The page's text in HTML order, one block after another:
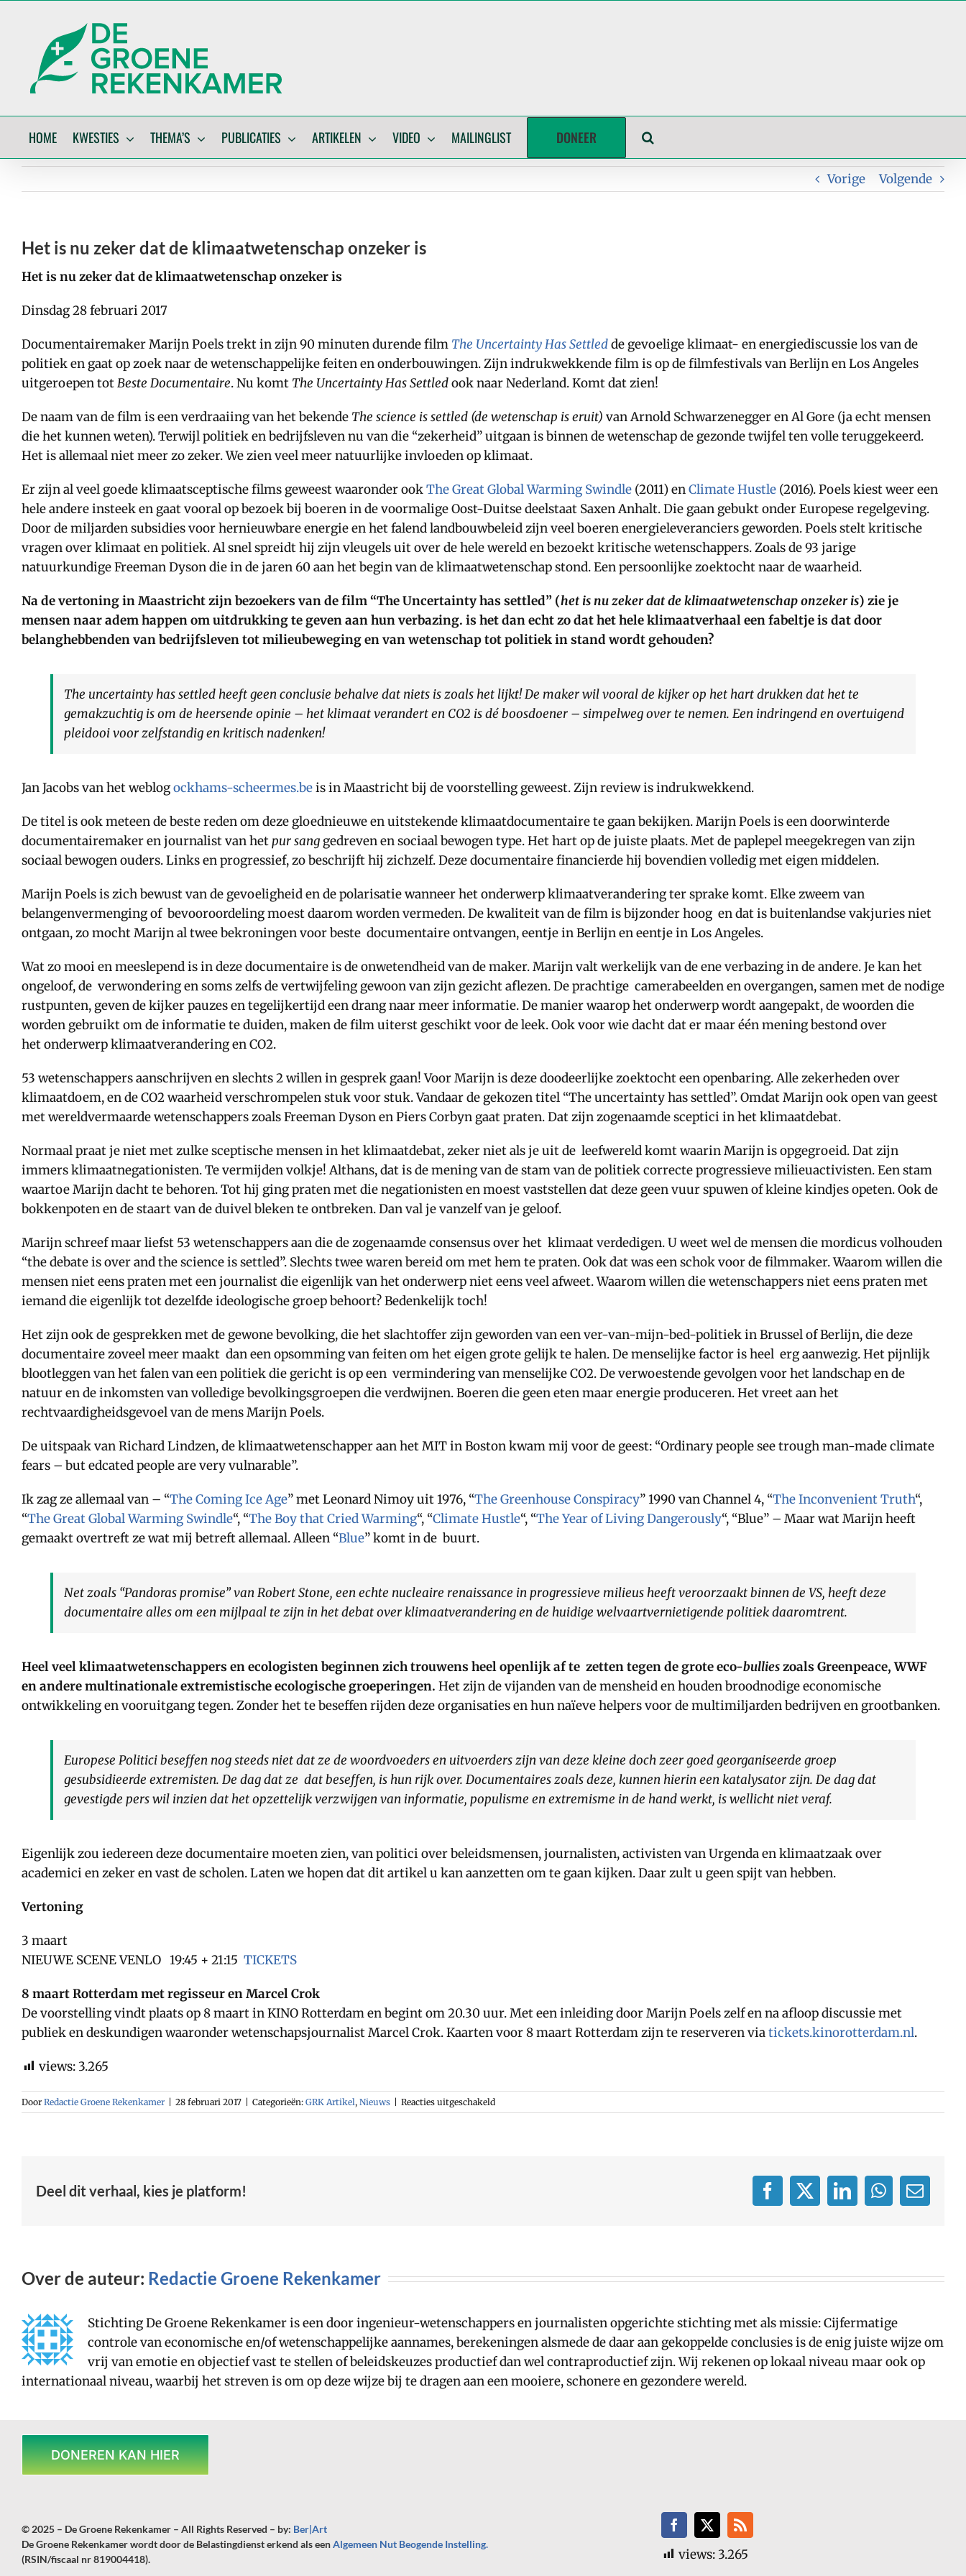
HOME KWESTIES THEMA’S PUBLICATIES ARTIKELEN VIDEO MAILINGLIST DONEER
Vorige Volgende
Het is nu zeker dat de klimaatwetenschap onzeker is
Het is nu zeker dat de klimaatwetenschap onzeker is
Dinsdag 28 februari 2017
Documentairemaker Marijn Poels trekt in zijn 90 minuten durende film The Uncertainty Has Settledde gevoelige klimaat- en energiediscussie los van de
politiek en gaat op zoek naar de wetenschappelijke feiten en onderbouwingen. Zijn indrukwekkende film is op de filmfestivals van Berlijn en Los Angeles
uitgeroepen totBeste Documentaire. Nu komt The Uncertainty Has Settledook naar Nederland. Komt dat zien!
De naam van de film is een verdraaiing van het bekende The science is settled (de wetenschap is eruit) van Arnold Schwarzenegger en Al Gore (ja echt mensen
die het kunnen weten). Terwijl politiek en bedrijfsleven nu van die “zekerheid” uitgaan is binnen de wetenschap de gezonde twijfel ten volle teruggekeerd.
Het is allemaal niet meer zo zeker. We zien veel meer natuurlijke invloeden op klimaat.
Er zijn al veel goede klimaatsceptische films geweest waaronder ookThe Great Global Warming Swindle (2011) enClimate Hustle (2016). Poels kiest weer een
hele andere insteek en gaat vooral op bezoek bij boeren in de voormalige Oost-Duitse deelstaat Saxen Anhalt. Die gaan gebukt onder Europese regelgeving.
Door de miljarden subsidies voor hernieuwbare energie en het falend landbouwbeleid zijn veel boeren energieleveranciers geworden. Poels stelt kritische
vragen over klimaat en politiek. Al snel spreidt hij zijn vleugels uit over de hele wereld en bezoekt kritische wetenschappers. Zoals de 93 jarige
natuurkundige Freeman Dyson die in de jaren 60 aan het begin van de klimaatwetenschap stond. Een persoonlijke zoektocht naar de waarheid.
Na de vertoning in Maastricht zijn bezoekers van de film “The Uncertainty has settled” (het is nu zeker dat de klimaatwetenschap onzeker is) zie je
mensen naar adem happen om uitdrukking te geven aan hun verbazing. is het dan echt zo dat het hele klimaatverhaal een fabeltje is dat door
belanghebbenden van bedrijfsleven tot milieubeweging en van wetenschap tot politiek in stand wordt gehouden?
The uncertainty has settled heeft geen conclusie behalve dat niets is zoals het lijkt! De maker wil vooral de kijker op het hart drukken dat het te
gemakzuchtig is om de heersende opinie – het klimaat verandert en CO2 is dé boosdoener – simpelweg over te nemen. Een indringend en overtuigend
pleidooi voor zelfstandig en kritisch nadenken!
Jan Jacobs van het weblogockhams-scheermes.beis in Maastricht bij de voorstelling geweest. Zijn review is indrukwekkend.
De titel is ook meteen de beste reden om deze gloednieuwe en uitstekende klimaatdocumentaire te gaan bekijken. Marijn Poels is een doorwinterde
documentairemaker en journalist van hetpur sang gedreven en sociaal bewogen type. Het hart op de juiste plaats. Met de paplepel meegekregen van zijn
sociaal bewogen ouders. Links en progressief, zo beschrijft hij zichzelf. Deze documentaire financierde hij bovendien volledig met eigen middelen.
Marijn Poels is zich bewust van de gevoeligheid en de polarisatie wanneer het onderwerp klimaatverandering ter sprake komt. Elke zweem van
belangenvermenging of bevooroordeling moest daarom worden vermeden. De kwaliteit van de film is bijzonder hoog en dat is buitenlandse vakjuries niet
ontgaan, zo mocht Marijn al twee bekroningen voor beste documentaire ontvangen, eentje in Berlijn en eentje in Los Angeles.
Wat zo mooi en meeslepend is in deze documentaire is de onwetendheid van de maker. Marijn valt werkelijk van de ene verbazing in de andere. Je kan het
ongeloof, de verwondering en soms zelfs de vertwijfeling gewoon van zijn gezicht aflezen. De prachtige camerabeelden en overgangen, samen met de nodige
rustpunten, geven de kijker pauzes en tegelijkertijd een drang naar meer informatie. De manier waarop het onderwerp wordt aangepakt, de woorden die
worden gebruikt om de informatie te duiden, maken de film uiterst geschikt voor de leek. Ook voor wie dacht dat er maar één mening bestond over
het onderwerp klimaatverandering en CO2.
53 wetenschappers aanschrijven en slechts 2 willen in gesprek gaan! Voor Marijn is deze doodeerlijke zoektocht een openbaring. Alle zekerheden over
klimaatdoem, en de CO2 waarheid verschrompelen stuk voor stuk. Vandaar de gekozen titel “The uncertainty has settled”. Omdat Marijn ook open van geest
met wereldvermaarde wetenschappers zoals Freeman Dyson en Piers Corbyn gaat praten. Dat zijn zogenaamde sceptici in het klimaatdebat.
Normaal praat je niet met zulke sceptische mensen in het klimaatdebat, zeker niet als je uit de leefwereld komt waarin Marijn is opgegroeid. Dat zijn
immers klimaatnegationisten. Te vermijden volkje! Althans, dat is de mening van de stam van de politiek correcte progressieve milieuactivisten. Een stam
waartoe Marijn dacht te behoren. Tot hij ging praten met die negationisten en moest vaststellen dat deze geen vuur spuwen of kleine kindjes opeten. Ook de
bokkenpoten en de staart van de duivel bleken te ontbreken. Dan val je vanzelf van je geloof.
Marijn schreef maar liefst 53 wetenschappers aan die de zogenaamde consensus over het klimaat verdedigen. U weet wel de mensen die mordicus volhouden
“the debate is over and the science is settled”. Slechts twee waren bereid om met hem te praten. Ook dat was een schok voor de filmmaker. Waarom willen die
mensen niet eens praten met een journalist die eigenlijk van het onderwerp niet eens veel afweet. Waarom willen die wetenschappers niet eens praten met
iemand die eigenlijk tot dezelfde ideologische groep behoort? Bedenkelijk toch!
Het zijn ook de gesprekken met de gewone bevolking, die het slachtoffer zijn geworden van een ver-van-mijn-bed-politiek in Brussel of Berlijn, die deze
documentaire zoveel meer maakt dan een opsomming van feiten om het eigen grote gelijk te halen. De menselijke factor is heel erg aanwezig. Het pijnlijk
blootleggen van het falen van een politiek die gericht is op een vermindering van menselijke CO2. De verwoestende gevolgen voor het landschap en de
natuur en de inkomsten van volledige bevolkingsgroepen die verdwijnen. Boeren die geen eten maar energie produceren. Het vreet aan het
rechtvaardigheidsgevoel van de mens Marijn Poels.
De uitspaak van Richard Lindzen, de klimaatwetenschapper aan het MIT in Boston kwam mij voor de geest: “Ordinary people see trough man-made climate
fears – but edcated people are very vulnarable”.
Ik zag ze allemaal van – “The Coming Ice Age” met Leonard Nimoy uit 1976, “The Greenhouse Conspiracy” 1990 van Channel 4, “The Inconvenient Truth“,
“The Great Global Warming Swindle“, “The Boy that Cried Warming“, “Climate Hustle“, “The Year of Living Dangerously“, “Blue” – Maar wat Marijn heeft
gemaakt overtreft ze wat mij betreft allemaal. Alleen “Blue” komt in de buurt.
Net zoals “Pandoras promise” van Robert Stone, een echte nucleaire renaissance in progressieve milieus heeft veroorzaakt binnen de VS, heeft deze
documentaire alles om een mijlpaal te zijn in het debat over klimaatverandering en de huidige welvaartvernietigende politiek daaromtrent.
Heel veel klimaatwetenschappers en ecologisten beginnen zich trouwens heel openlijk af te zetten tegen de grote eco-bullieszoals Greenpeace, WWF
en andere multinationale extremistische ecologische groeperingen. Het zijn de vijanden van de mensheid en houden broodnodige economische
ontwikkeling en vooruitgang tegen. Zonder het te beseffen rijden deze organisaties en hun naïeve helpers voor de multimiljarden bedrijven en grootbanken.
Europese Politici beseffen nog steeds niet dat ze de woordvoeders en uitvoerders zijn van deze kleine doch zeer goed georganiseerde groep
gesubsidieerde extremisten. De dag dat ze dat beseffen, is hun rijk over. Documentaires zoals deze, kunnen hierin een katalysator zijn. De dag dat
gevestigde pers wil inzien dat het opzettelijk verzwijgen van informatie, populisme en extremisme in de hand werkt, is wellicht niet veraf.
Eigenlijk zou iedereen deze documentaire moeten zien, van politici over beleidsmensen, journalisten, activisten van Urgenda en klimaatzaak over
academici en zeker en vast de scholen. Laten we hopen dat dit artikel u kan aanzetten om te gaan kijken. Daar zult u geen spijt van hebben.
Vertoning
3 maart
NIEUWE SCENE VENLO 19:45 + 21:15 TICKETS
8 maart Rotterdam met regisseur en Marcel Crok
De voorstelling vindt plaats op 8 maart in KINO Rotterdam en begint om 20.30 uur. Met een inleiding door Marijn Poels zelf en na afloop discussie met
publiek en deskundigen waaronder wetenschapsjournalist Marcel Crok. Kaarten voor 8 maart Rotterdam zijn te reserveren viatickets.kinorotterdam.nl.
views: 3.265
Door Redactie Groene Rekenkamer 28 februari 2017 Categorieën: GRK Artikel , Nieuws Reacties uitgeschakeldvoor
Het
Deel dit verhaal, kies je platform! Facebook
X LinkedInWhatsApp
E-
Over de auteur: Redactie Groene Rekenkamer
Stichting De Groene Rekenkamer is een door ingenieur-wetenschappers en journalisten opgerichte stichting met als missie: Cijfermatige
controle van economische en/of wetenschappelijke aannames, berekeningen alsmede de daar aan gekoppelde conclusies is de enig juiste wijze om
vrij van emotie en objectief vast te stellen of beleidskeuzes productief dan wel contraproductief zijn. Wij rekenen op lokaal niveau maar ook op
internationaal niveau, waarbij het streven is om op deze wijze bij te dragen aan een mooiere, schonere en gezondere wereld.
DONEREN KAN HIER
© 2025 – De Groene Rekenkamer – All Rights Reserved – by: Ber|Art
De Groene Rekenkamer wordt door de Belastingdienst erkend als eenAlgemeen Nut Beogende Instelling.
(RSIN/fiscaal nr 819004418).
views: 3.265